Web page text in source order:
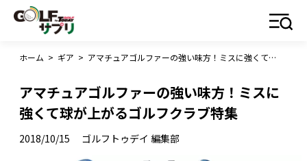
ホーム > ギア > アマチュアゴルファーの強い味方！ミスに強くて球が上がるゴルフクラブ特集
アマチュアゴルファーの強い味方！ミスに
強くて球が上がるゴルフクラブ特集
2018/10/15 ゴルフトゥデイ 編集部